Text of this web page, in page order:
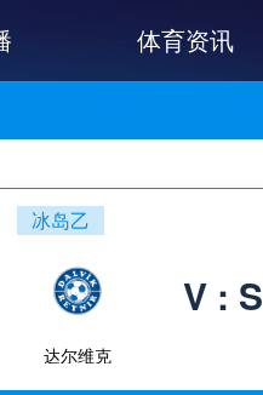
体育资讯
冰岛乙
达尔维克
V : S